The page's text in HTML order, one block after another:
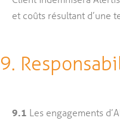
et coûts résultant d’une
9.
9.1 Les engagements